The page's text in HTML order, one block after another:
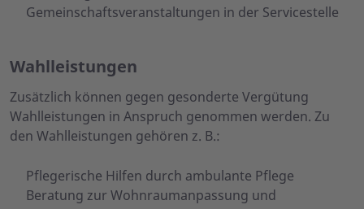
Gemeinschaftsveranstaltungen in der Servicestelle
Wahlleistungen
Zusätzlich können gegen gesonderte Vergütung
Wahlleistungen in Anspruch genommen werden. Zu
den Wahlleistungen gehören z. B.:
Pflegerische Hilfen durch ambulante Pflege
Beratung zur Wohnraumanpassung und